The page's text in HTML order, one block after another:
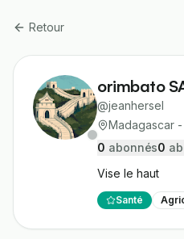
Retour
orimbato
@jeanhersel
Madagascar
0 abonnés0
Vise le haut
Santé